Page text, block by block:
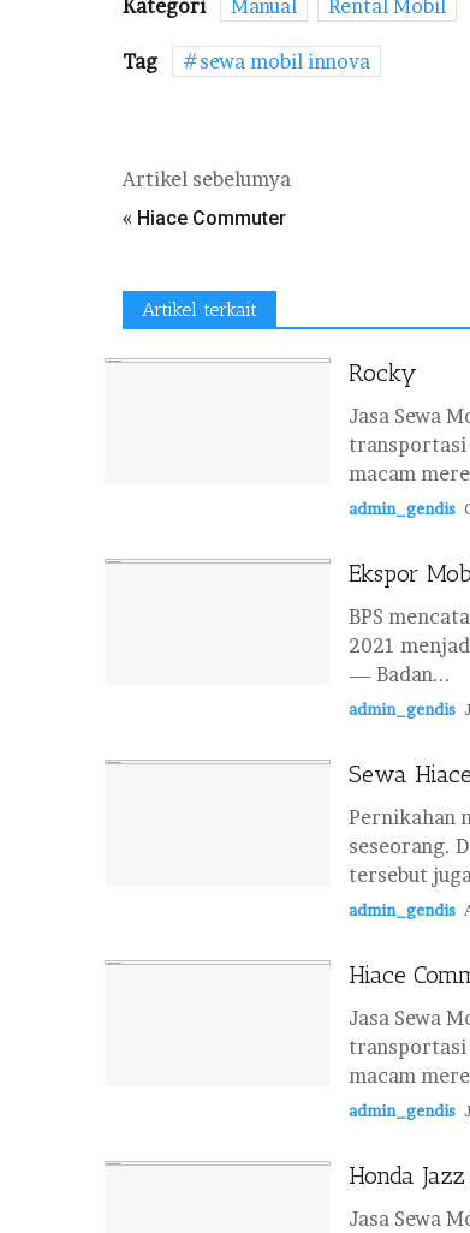
Kategori Manual Rental Mobil
Tag sewa mobil innova
Artikel sebelumya
« Hiace Commuter
Artikel terkait
Rocky
Jasa Sewa
transportasi
macam
admin_gendis
Ekspor
BPS
2021
— Badan...
admin_gendis
Sewa
Pernikahan
seseorang.
tersebut
admin_gendis
Hiace
Jasa Sewa
transportasi
macam
admin_gendis
Honda Jazz
Jasa Sewa